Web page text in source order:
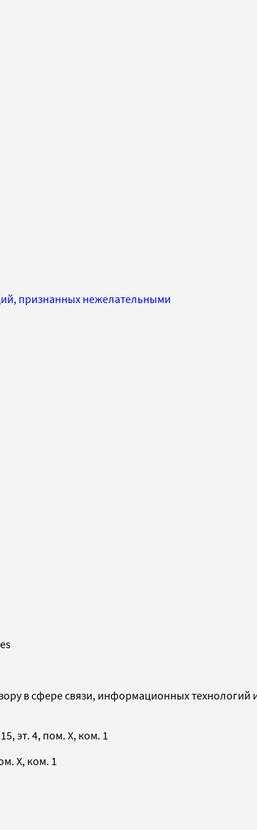
признанных нежелательными
в сфере связи, информационных
эт. 4, пом. X, ком. 1
X, ком. 1